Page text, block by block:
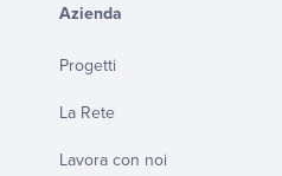
Azienda
Progetti
La Rete
Lavora con noi